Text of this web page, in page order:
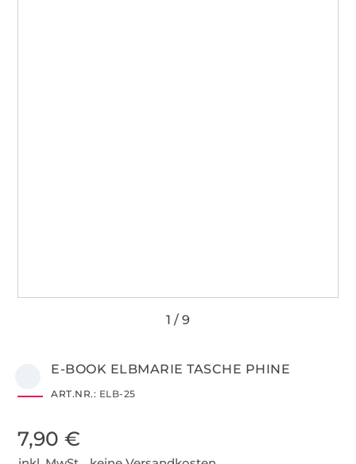
E-BOOK ELBMARIE TASCHE PHINE
ART.NR.: ELB-25
7,90 €